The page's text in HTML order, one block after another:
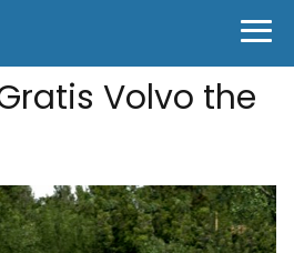
Volvo the